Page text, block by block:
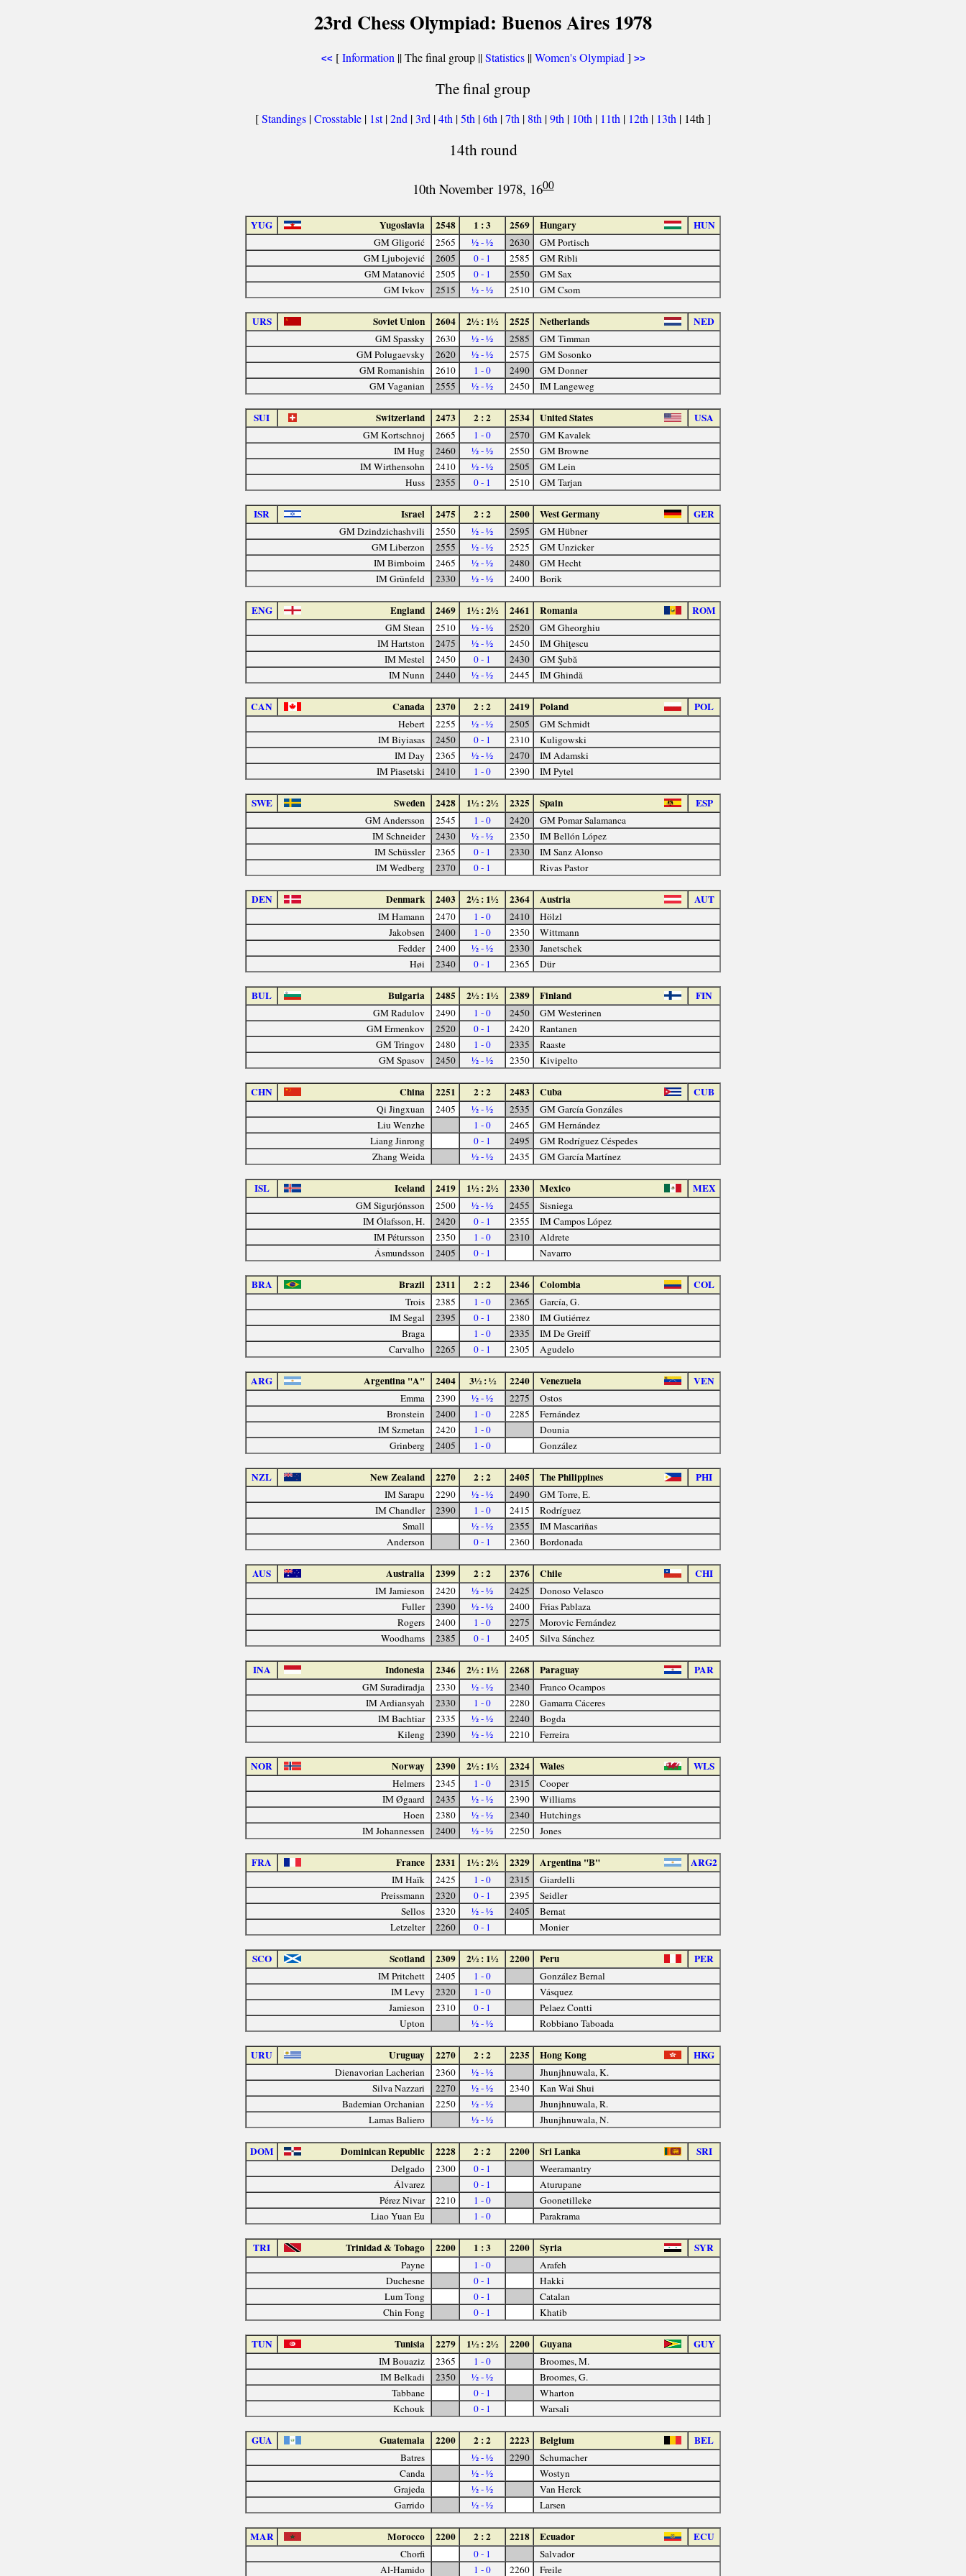
23rd Chess Olympiad: Buenos Aires 1978
<< [Information || The final group ||Statistics||Women's Olympiad ] >>
The final group
[Standings |Crosstable | 1st|2nd |3rd |4th |5th |6th |7th | 8th |9th | 10th | 11th | 12th | 13th | 14th ]
14th round
10th November 1978, 1600
YUG Yugoslavia 2548 1 : 3 2569 Hungary HUN
GM Gligorić 2565 ½ - ½ 2630
GM Portisch
GM Ljubojević
2605 0 - 1 2585
GM Ribli
GM Matanović
2505 0 - 1 2550
GM Sax
GM Ivkov
2515 ½ - ½ 2510 GM Csom
URS Soviet Union 2604 2½ : 1½ 2525 Netherlands NED
GM Spassky 2630 ½ - ½ 2585
GM Timman
GM Polugaevsky
2620 ½ - ½ 2575
GM Sosonko
GM Romanishin
2610 1 - 0 2490
GM Donner
GM Vaganian
2555 ½ - ½ 2450 IM Langeweg
SUI Switzerland 2473 2 : 2 2534 United States USA
GM Kortschnoj 2665 1 - 0 2570
GM Kavalek
IM Hug
2460 ½ - ½ 2550
GM Browne
IM Wirthensohn
2410 ½ - ½ 2505
GM Lein
Huss
2355 0 - 1 2510 GM Tarjan
ISR Israel 2475 2 : 2 2500 West Germany GER
GM Dzindzichashvili 2550 ½ - ½ 2595
GM Hübner
GM Liberzon
2555 ½ - ½ 2525
GM Unzicker
IM Birnboim
2465 ½ - ½ 2480
GM Hecht
IM Grünfeld
2330 ½ - ½ 2400 Borik
ENG England 2469 1½ : 2½ 2461 Romania ROM
GM Stean 2510 ½ - ½ 2520
GM Gheorghiu
IM Hartston
2475 ½ - ½ 2450
IM Ghiţescu
IM Mestel
2450 0 - 1 2430
GM Şubă
IM Nunn
2440 ½ - ½ 2445 IM Ghindă
CAN Canada 2370 2 : 2 2419 Poland POL
Hebert 2255 ½ - ½ 2505
GM Schmidt
IM Biyiasas
2450 0 - 1 2310
Kuligowski
IM Day
2365 ½ - ½ 2470
IM Adamski
IM Piasetski
2410 1 - 0 2390 IM Pytel
SWE Sweden 2428 1½ : 2½ 2325 Spain ESP
GM Andersson 2545 1 - 0 2420
GM Pomar Salamanca
IM Schneider
2430 ½ - ½ 2350
IM Bellón López
IM Schüssler
2365 0 - 1 2330
IM Sanz Alonso
IM Wedberg
2370 0 - 1 Rivas Pastor
DEN Denmark 2403 2½ : 1½ 2364 Austria AUT
IM Hamann 2470 1 - 0 2410
Hölzl
Jakobsen
2400 1 - 0 2350
Wittmann
Fedder
2400 ½ - ½ 2330
Janetschek
Høi
2340 0 - 1 2365 Dür
BUL Bulgaria 2485 2½ : 1½ 2389 Finland FIN
GM Radulov 2490 1 - 0 2450
GM Westerinen
GM Ermenkov
2520 0 - 1 2420
Rantanen
GM Tringov
2480 1 - 0 2335
Raaste
GM Spasov
2450 ½ - ½ 2350 Kivipelto
CHN China 2251 2 : 2 2483 Cuba CUB
Qi Jingxuan 2405 ½ - ½ 2535
GM García Gonzáles
Liu Wenzhe
1 - 0 2465
GM Hernández
Liang Jinrong
0 - 1 2495
GM Rodríguez Céspedes
Zhang Weida
½ - ½ 2435 GM García Martínez
ISL Iceland 2419 1½ : 2½ 2330 Mexico MEX
GM Sigurjónsson 2500 ½ - ½ 2455
Sisniega
IM Ólafsson, H.
2420 0 - 1 2355
IM Campos López
IM Pétursson
2350 1 - 0 2310
Aldrete
Ásmundsson
2405 0 - 1 Navarro
BRA Brazil 2311 2 : 2 2346 Colombia COL
Trois 2385 1 - 0 2365
García, G.
IM Segal
2395 0 - 1 2380
IM Gutiérrez
Braga
1 - 0 2335
IM De Greiff
Carvalho
2265 0 - 1 2305 Agudelo
ARG Argentina "A" 2404 3½ : ½ 2240 Venezuela VEN
Emma 2390 ½ - ½ 2275
Ostos
Bronstein
2400 1 - 0 2285
Fernández
IM Szmetan
2420 1 - 0
Dounia
Grinberg
2405 1 - 0 González
NZL New Zealand 2270 2 : 2 2405 The Philippines PHI
IM Sarapu 2290 ½ - ½ 2490
GM Torre, E.
IM Chandler
2390 1 - 0 2415
Rodríguez
Small
½ - ½ 2355
IM Mascariñas
Anderson
0 - 1 2360 Bordonada
AUS Australia 2399 2 : 2 2376 Chile CHI
IM Jamieson 2420 ½ - ½ 2425
Donoso Velasco
Fuller
2390 ½ - ½ 2400
Frias Pablaza
Rogers
2400 1 - 0 2275
Morovic Fernández
Woodhams
2385 0 - 1 2405 Silva Sánchez
INA Indonesia 2346 2½ : 1½ 2268 Paraguay PAR
GM Suradiradja 2330 ½ - ½ 2340
Franco Ocampos
IM Ardiansyah
2330 1 - 0 2280
Gamarra Cáceres
IM Bachtiar
2335 ½ - ½ 2240
Bogda
Kileng
2390 ½ - ½ 2210 Ferreira
NOR Norway 2390 2½ : 1½ 2324 Wales WLS
Helmers 2345 1 - 0 2315
Cooper
IM Øgaard
2435 ½ - ½ 2390
Williams
Hoen
2380 ½ - ½ 2340
Hutchings
IM Johannessen
2400 ½ - ½ 2250 Jones
FRA France 2331 1½ : 2½ 2329 Argentina "B" ARG2
IM Haïk 2425 1 - 0 2315
Giardelli
Preissmann
2320 0 - 1 2395
Seidler
Sellos
2320 ½ - ½ 2405
Bernat
Letzelter
2260 0 - 1 Monier
SCO Scotland 2309 2½ : 1½ 2200 Peru PER
IM Pritchett 2405 1 - 0
González Bernal
IM Levy
2320 1 - 0
Vásquez
Jamieson
2310 0 - 1
Pelaez Contti
Upton
½ - ½ Robbiano Taboada
URU Uruguay 2270 2 : 2 2235 Hong Kong HKG
Dienavorian Lacherian 2360 ½ - ½
Jhunjhnuwala, K.
Silva Nazzari
2270 ½ - ½ 2340
Kan Wai Shui
Bademian Orchanian
2250 ½ - ½
Jhunjhnuwala, R.
Lamas Baliero
½ - ½ Jhunjhnuwala, N.
DOM Dominican Republic 2228 2 : 2 2200 Sri Lanka SRI
Delgado 2300 0 - 1
Weeramantry
Álvarez
0 - 1
Aturupane
Pérez Nivar
2210 1 - 0
Goonetilleke
Liao Yuan Eu
1 - 0 Parakrama
TRI Trinidad & Tobago 2200 1 : 3 2200 Syria SYR
Payne 1 - 0
Arafeh
Duchesne
0 - 1
Hakki
Lum Tong
0 - 1
Catalan
Chin Fong
0 - 1 Khatib
TUN Tunisia 2279 1½ : 2½ 2200 Guyana GUY
IM Bouaziz 2365 1 - 0
Broomes, M.
IM Belkadi
2350 ½ - ½
Broomes, G.
Tabbane
0 - 1
Wharton
Kchouk
0 - 1 Warsali
GUA Guatemala 2200 2 : 2 2223 Belgium BEL
Batres ½ - ½ 2290
Schumacher
Canda
½ - ½
Wostyn
Grajeda
½ - ½
Van Herck
Garrido
½ - ½ Larsen
MAR Morocco 2200 2 : 2 2218 Ecuador ECU
Chorfi 0 - 1
Salvador
Al-Hamido
1 - 0 2260 Freile